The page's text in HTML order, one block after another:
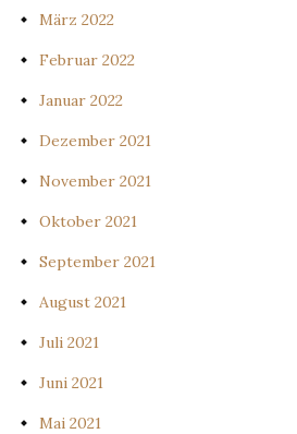
März 2022
Februar 2022
Januar 2022
Dezember 2021
November 2021
Oktober 2021
September 2021
August 2021
Juli 2021
Juni 2021
Mai 2021